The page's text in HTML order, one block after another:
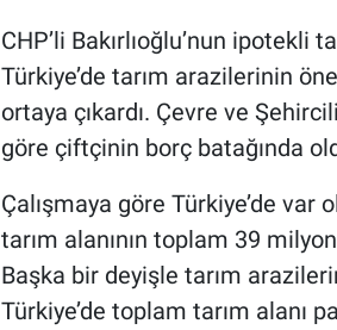
CHP’li Bakırlıoğlu’nun ipotekli
Türkiye’de tarım arazilerinin
ortaya çıkardı. Çevre ve
göre çiftçinin borç batağında
Çalışmaya göre Türkiye’de
tarım alanının toplam 39
Başka bir deyişle tarım
Türkiye’de toplam tarım alanı